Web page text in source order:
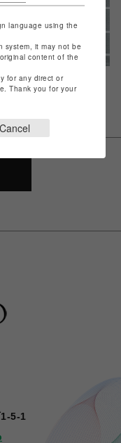
5-1
language using the
system, it may not be
content of the
for any direct or
Thank you for your
Cancel